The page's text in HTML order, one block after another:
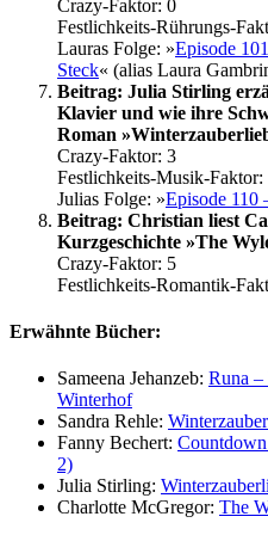
Crazy-Faktor: 0
Festlichkeits-Rührungs-
Lauras Folge: »Episode
Steck« (alias Laura
Beitrag: Julia Stirling
Klavier und wie ihre
Roman
Crazy-Faktor: 3
Festlichkeits-Musik-Faktor:
Julias Folge: »Episode 110
Beitrag: Christian liest
Kurzgeschichte »The
Crazy-Faktor: 5
Festlichkeits-Romantik-
Erwähnte Bücher:
Sameena Jehanzeb: Runa –
Winterhof
Sandra Rehle:
Fanny Bechert:
2)
Julia Stirling:
Charlotte McGregor: The